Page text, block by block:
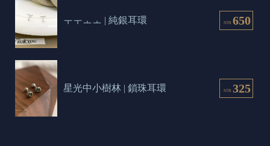
NT$ 650
ㅜㅜㅗㅗ | 純銀耳環
NT$ 325
星光中小樹林 | 鎖珠耳環